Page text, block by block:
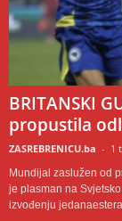
BRITANSKI
propustila
ZASREBRENICU.ba - 1
Mundijal zaslužen od
je plasman na
izvođenju